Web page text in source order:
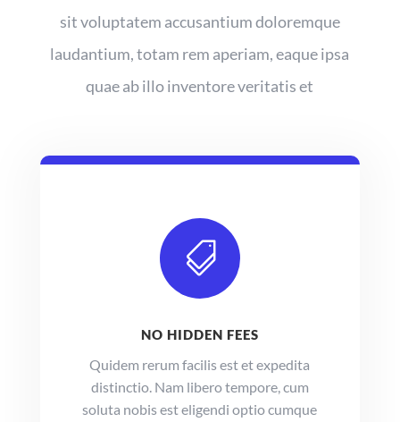
sit voluptatem accusantium doloremque
laudantium, totam rem aperiam, eaque ipsa
quae ab illo inventore veritatis et

NO HIDDEN FEES
Quidem rerum facilis est et expedita
distinctio. Nam libero tempore, cum
soluta nobis est eligendi optio cumque